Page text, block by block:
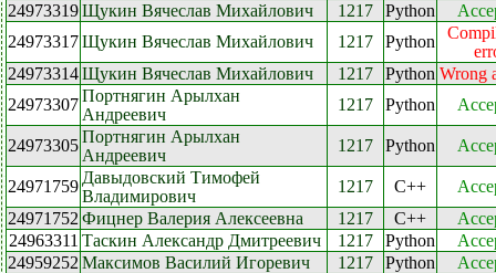
24973319Щукин Вячеслав Михайлович 1217 Python
24973317Щукин Вячеслав Михайлович 1217 Python
24973314Щукин Вячеслав Михайлович 1217 Python Wrong
24973307Портнягин Арылхан
Андреевич
1217 Python
24973305Портнягин Арылхан
Андреевич
1217 Python
24971759 Давыдовский Тимофей
Владимирович
1217 C++
24971752 Фицнер Валерия Алексеевна 1217 C++
24963311 Таскин Александр Дмитреевич 1217 Python
24959252 Максимов Василий Игоревич 1217 Python